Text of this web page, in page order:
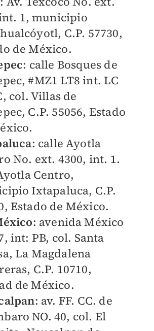
1, municipio
C.P. 57730,
de México.
: calle Bosques de
#MZ1 LT8 int. LC
col. Villas de
C.P. 55056, Estado
: calle Ayotla
No. ext. 4300, int. 1.
Centro,
Ixtapaluca, C.P.
Estado de México.
: avenida México
int: PB, col. Santa
La Magdalena
C.P. 10710,
de México.
: av. FF. CC. de
NO. 40, col. El